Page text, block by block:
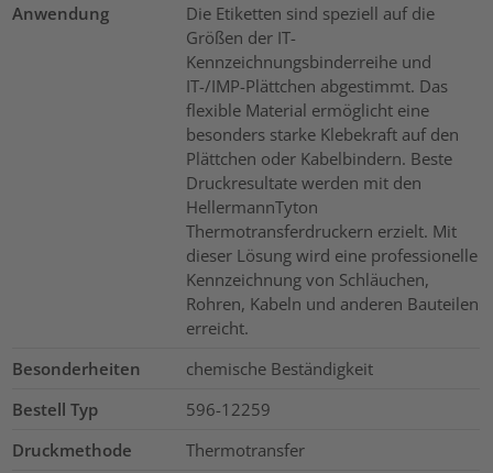
Anwendung
Die Etiketten sind speziell auf die
Größen der IT-
Kennzeichnungsbinderreihe und
IT-/IMP-Plättchen abgestimmt. Das
flexible Material ermöglicht eine
besonders starke Klebekraft auf den
Plättchen oder Kabelbindern. Beste
Druckresultate werden mit den
HellermannTyton
Thermotransferdruckern erzielt. Mit
dieser Lösung wird eine professionelle
Kennzeichnung von Schläuchen,
Rohren, Kabeln und anderen Bauteilen
erreicht.
Besonderheiten
chemische Beständigkeit
Bestell Typ
596-12259
Druckmethode
Thermotransfer